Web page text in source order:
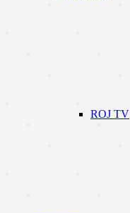
ROJ TV